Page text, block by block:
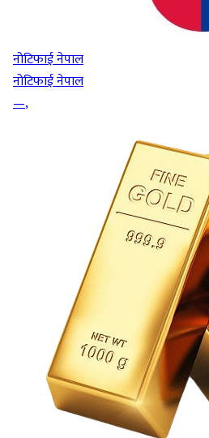
नोटिफाई नेपाल
नोटिफाई नेपाल
—,